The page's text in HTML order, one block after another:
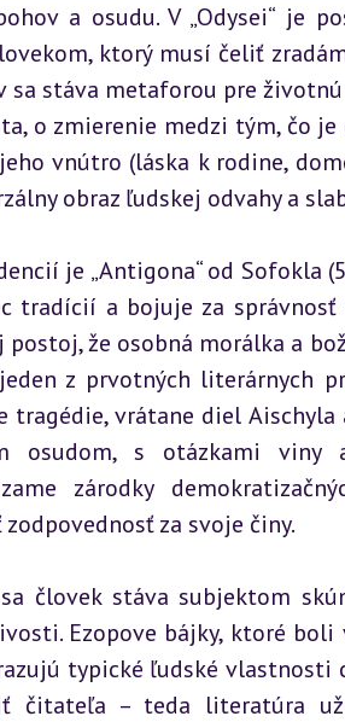
a osudu. V „Odysei“ je
ktorý musí čeliť
sa stáva metaforou pre
o zmierenie medzi tým, čo je
vnútro (láska k rodine,
obraz ľudskej odvahy a
je „Antigona“ od Sofokla
tradícií a bojuje za správnosť
že osobná morálka a
z prvotných literárnych
vrátane diel Aischyla
osudom, s otázkami
zárodky
za svoje činy.
človek stáva subjektom
Ezopove bájky, ktoré
typické ľudské vlastnosti
čitateľa – teda literatúra